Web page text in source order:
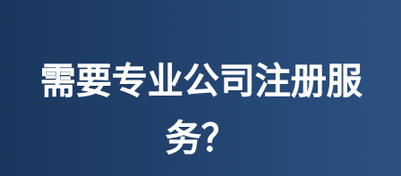
需要专业公司注册服
务？